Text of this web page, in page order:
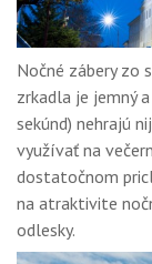
Nočné zábery zo
zrkadla je jemný
sekúnd) nehrajú
využívať na
dostatočnom
na atraktivite
odlesky.